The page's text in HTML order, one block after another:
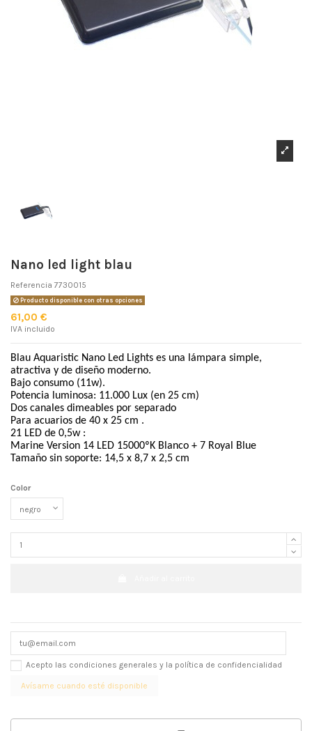
Nano led light blau
Referencia 7730015
Producto disponible con otras opciones
61,00 €
IVA incluido
Blau Aquaristic Nano Led Lights es una lámpara simple,
atractiva y de diseño moderno.
Bajo consumo (11w).
Potencia luminosa: 11.000 Lux (en 25 cm)
Dos canales dimeables por separado
Para acuarios de 40 x 25 cm .
21 LED de 0,5w :
Marine Version 14 LED 15000ºK Blanco + 7 Royal Blue
Tamaño sin soporte: 14,5 x 8,7 x 2,5 cm
Color
Acepto las condiciones generales y la política de confidencialidad